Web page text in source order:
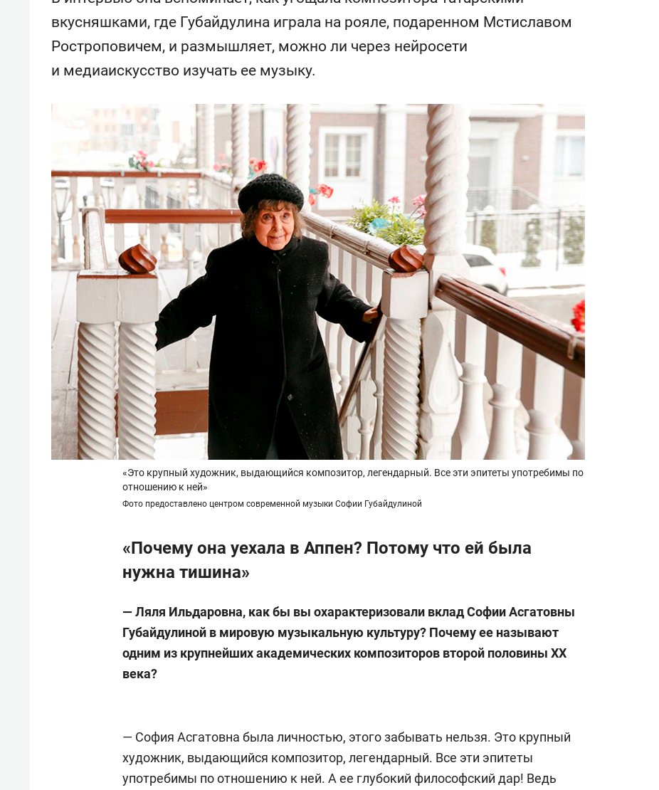
вкусняшками, где Губайдулина играла на рояле, подаренном Мстиславом
Ростроповичем, и размышляет, можно ли через нейросети
и медиаискусство изучать ее музыку.
«Это крупный художник, выдающийся композитор, легендарный. Все эти эпитеты употребимы по
отношению к ней»
Фото предоставлено центром современной музыки Софии Губайдулиной
«Почему она уехала в Аппен? Потому что ей была
нужна тишина»
— Ляля Ильдаровна, как бы вы охарактеризовали вклад Софии Асгатовны
Губайдулиной в мировую музыкальную культуру? Почему ее называют
одним из крупнейших академических композиторов второй половины XX
века?
— София Асгатовна была личностью, этого забывать нельзя. Это крупный
художник, выдающийся композитор, легендарный. Все эти эпитеты
употребимы по отношению к ней. А ее глубокий философский дар! Ведь
антихрупких команд